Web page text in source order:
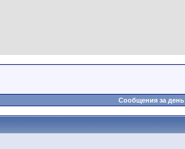
Сообщения за день